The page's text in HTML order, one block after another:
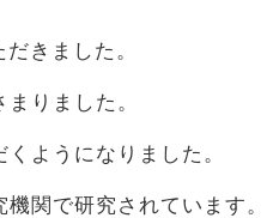
きました。
りました。
ようになりました。
関で研究されています。